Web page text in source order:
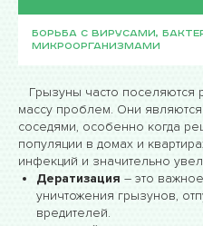
Борьба с вирусами,
микроорганизмами
Грызуны часто поселяются
массу проблем. Они
соседями, особенно когда
популяции в домах и
инфекций и значительно
Дератизация – это
уничтожения грызунов,
вредителей.